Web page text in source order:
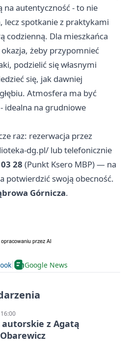
na autentyczność - to nie
lecz spotkanie z praktykami
codzienną. Dla mieszkańca
żeby przypomnieć
podzielić się własnymi
się, jak dawniej
Atmosfera ma być
idealna na grudniowe
raz: rezerwacja przez
dg.pl/ lub telefonicznie
28 (Punkt Ksero MBP) — na
potwierdzić swoją obecność.
Górnicza.
Google News
z Agatą